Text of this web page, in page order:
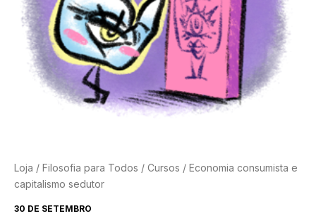
Loja / Filosofia para Todos / Cursos / Economia consumista e
capitalismo sedutor
30 DE SETEMBRO